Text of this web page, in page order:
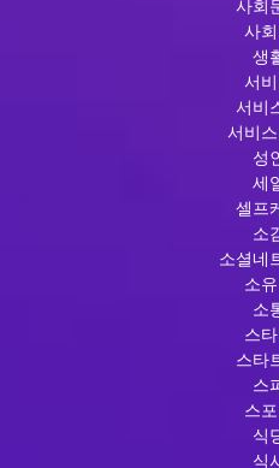
사회
사
생
서
서비
서비
성
세
셀프
소
소셜네
소
소
스
스타
스
스
식
식